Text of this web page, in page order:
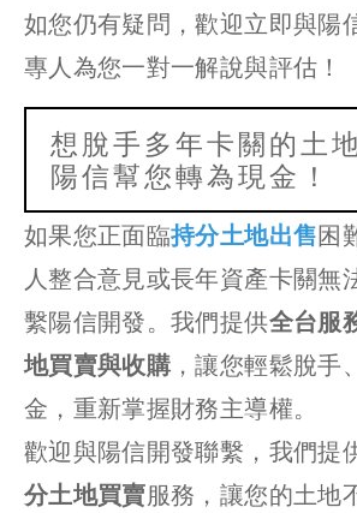
如您仍有疑問，歡迎立即與陽
專人為您一對一解說與評估！
想脫手多年卡關的土
陽信幫您轉為現金！
如果您正面臨持分土地出售困
人整合意見或長年資產卡關無
繫陽信開發。我們提供全台服
地買賣與收購 ，讓您輕鬆脫手
金，重新掌握財務主導權。
歡迎與陽信開發聯繫，我們提
分土地買賣服務，讓您的土地